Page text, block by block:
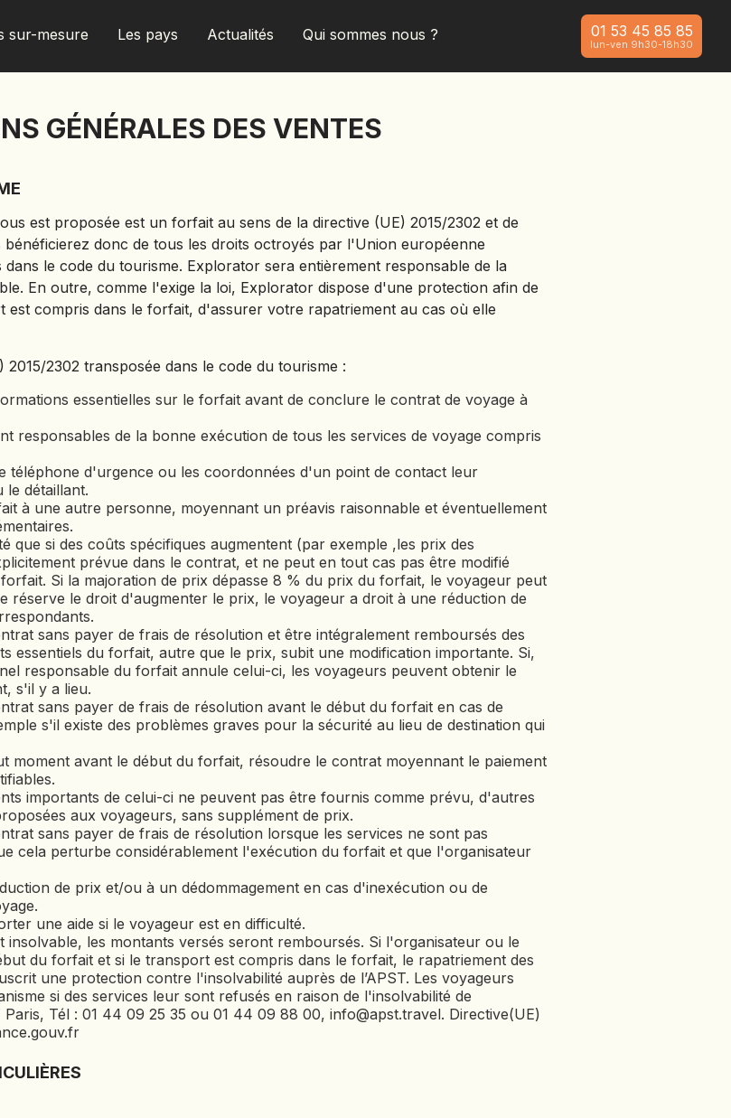
sur-mesure Les pays Actualités Qui sommes nous ? 01 53 45 85 85
lun-ven 9h30-18h30
ALGÉRIE
ANGOLA
ARABIE SAOUDITE
ARGENTINE
BANGLADESH
BHOUTAN
BOLIVIE
BOSNIE-
HERZÉGOVINE
BOTSWANA
BRÉSIL
BURUNDI
CAMBODGE
CAP VERT
CHILI
CHINE
CHYPRE
CORÉE DU SUD
COSTA RICA
CÔTE D'IVOIRE
DJIBOUTI
EGYPTE
EMIRATS ARABES
UNIS
EQUATEUR
ERYTHRÉE
ESTONIE
GÉNÉRALES DES VENTES
est proposée est un forfait au sens de la directive (UE) 2015/2302 et de
bénéficierez donc de tous les droits octroyés par l'Union européenne
le code du tourisme. Explorator sera entièrement responsable de la
En outre, comme l'exige la loi, Explorator dispose d'une protection afin de
est compris dans le forfait, d'assurer votre rapatriement au cas où elle
2302 transposée dans le code du tourisme :
essentielles sur le forfait avant de conclure le contrat de voyage à
responsables de la bonne exécution de tous les services de voyage compris
téléphone d'urgence ou les coordonnées d'un point de contact leur
le détaillant.
à une autre personne, moyennant un préavis raisonnable et éventuellement
que si des coûts spécifiques augmentent (par exemple ,les prix des
prévue dans le contrat, et ne peut en tout cas pas être modifié
Si la majoration de prix dépasse 8 % du prix du forfait, le voyageur peut
réserve le droit d'augmenter le prix, le voyageur a droit à une réduction de
sans payer de frais de résolution et être intégralement remboursés des
essentiels du forfait, autre que le prix, subit une modification importante. Si,
responsable du forfait annule celui-ci, les voyageurs peuvent obtenir le
s'il y a lieu.
sans payer de frais de résolution avant le début du forfait en cas de
s'il existe des problèmes graves pour la sécurité au lieu de destination qui
moment avant le début du forfait, résoudre le contrat moyennant le paiement
importants de celui-ci ne peuvent pas être fournis comme prévu, d'autres
aux voyageurs, sans supplément de prix.
sans payer de frais de résolution lorsque les services ne sont pas
cela perturbe considérablement l'exécution du forfait et que l'organisateur
de prix et/ou à un dédommagement en cas d'inexécution ou de
une aide si le voyageur est en difficulté.
insolvable, les montants versés seront remboursés. Si l'organisateur ou le
du forfait et si le transport est compris dans le forfait, le rapatriement des
une protection contre l'insolvabilité auprès de l’APST. Les voyageurs
si des services leur sont refusés en raison de l'insolvabilité de
Tél : 01 44 09 25 35 ou 01 44 09 88 00, info@apst.travel. Directive(UE)